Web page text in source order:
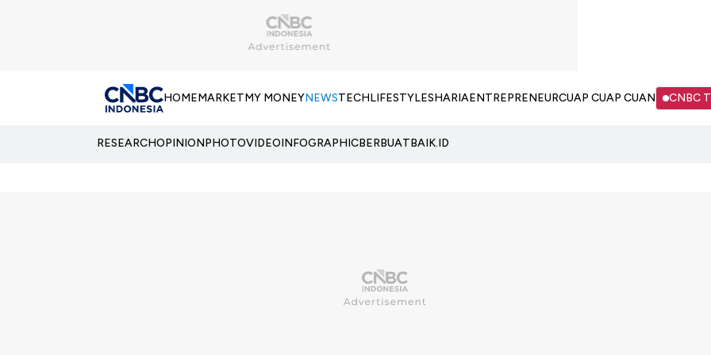
HOMEMARKETMY MONEYNEWSTECHLIFESTYLESHARIAENTREPRENEURCUAP CUAP CUAN CNBC
RESEARCHOPINIONPHOTOVIDEOINFOGRAPHICBERBUATBAIK.ID